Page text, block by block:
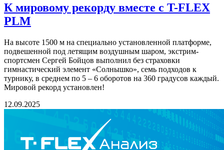
К мировому рекорду вместе с T-FLEX
PLM
На высоте 1500 м на специально установленной платформе,
подвешенной под летящим воздушным шаром, экстрим-
спортсмен Сергей Бойцов выполнил без страховки
гимнастический элемент «Солнышко», семь подходов к
турнику, в среднем по 5 – 6 оборотов на 360 градусов каждый.
Мировой рекорд установлен!
12.09.2025